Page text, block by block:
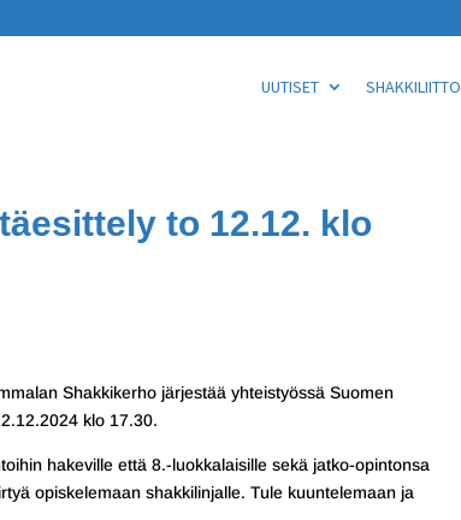
UUTISET SHAKKILIITTO
to 12.12. klo
Shakkikerho järjestää yhteistyössä Suomen
klo 17.30.
hakeville että 8.-luokkalaisille sekä jatko-opintonsa
opiskelemaan shakkilinjalle. Tule kuuntelemaan ja